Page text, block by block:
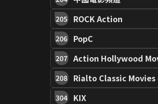
205 ROCK Action
206 PopC
207 Action Hollywood
208
304 KIX